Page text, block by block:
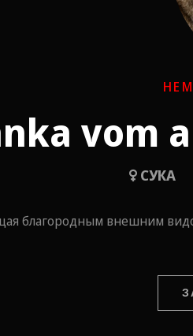
vom
СУКА
благородным внешним